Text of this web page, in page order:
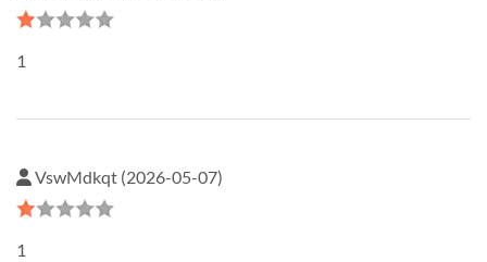
1
VswMdkqt (2026-05-07)
1